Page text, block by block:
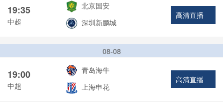
19:35
中超
北京国安
深圳新鹏城
高清直播
08-08
19:00
中超
青岛海牛
上海申花
高清直播